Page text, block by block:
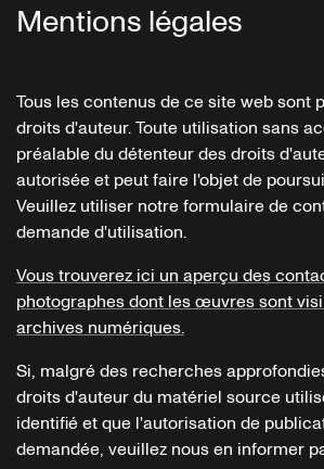
Mentions légales
Tous les contenus de ce site web sont
droits d'auteur. Toute utilisation sans
préalable du détenteur des droits
autorisée et peut faire l'objet de
Veuillez utiliser notre formulaire de
demande d'utilisation.
Vous trouverez ici un aperçu des
photographes dont les œuvres sont
archives numériques.
Si, malgré des recherches
droits d'auteur du matériel source
identifié et que l'autorisation de
demandée, veuillez nous en informer